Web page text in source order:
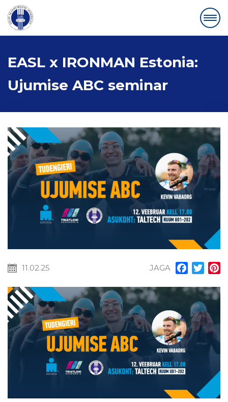
EASL x IRONMAN Estonia:
Ujumise ABC seminar
11.02.25 JAGA Facebook